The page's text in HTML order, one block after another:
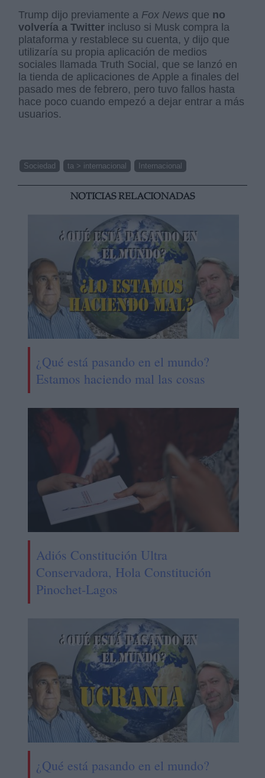
Trump dijo previamente a Fox News que no
volvería a Twitter incluso si Musk compra la
plataforma y restablece su cuenta, y dijo que
utilizaría su propia aplicación de medios
sociales llamada Truth Social, que se lanzó en
la tienda de aplicaciones de Apple a finales del
pasado mes de febrero, pero tuvo fallos hasta
hace poco cuando empezó a dejar entrar a más
usuarios.
Sociedad ta > internacional Internacional
NOTICIAS RELACIONADAS
¿Qué está pasando en el mundo?
Estamos haciendo mal las cosas
Adiós Constitución Ultra
Conservadora, Hola Constitución
Pinochet-Lagos
¿Qué está pasando en el mundo?